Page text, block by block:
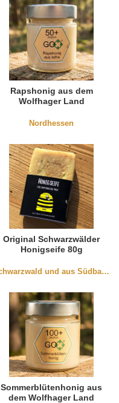
Rapshonig aus dem
Wolfhager Land
Nordhessen
Original Schwarzwälder
Honigseife 80g
Schwarzwald und aus Südbaden
Sommerblütenhonig aus
dem Wolfhager Land